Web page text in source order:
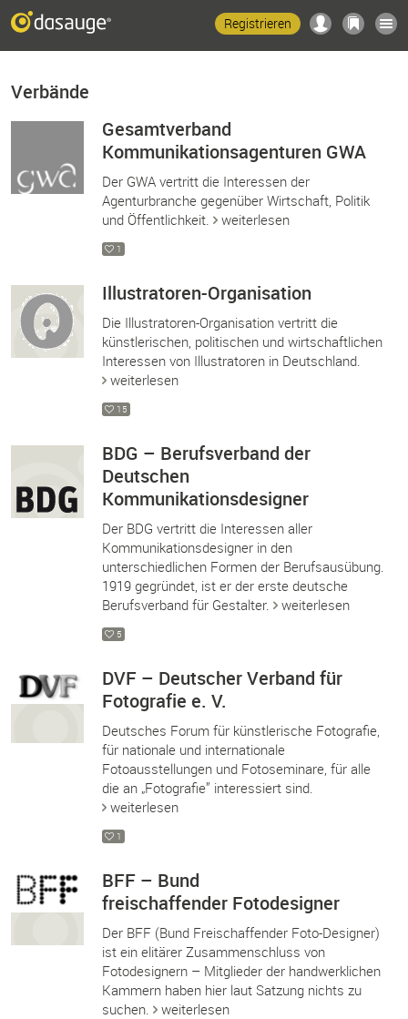
Registrieren
Verbände
Gesamtverband
Kommunikationsagenturen GWA
Der GWA vertritt die Interessen der
Agenturbranche gegenüber Wirtschaft, Politik
und Öffentlichkeit.
weiterlesen
1
Illustratoren-Organisation
Die Illustratoren-Organisation vertritt die
künstlerischen, politischen und wirtschaftlichen
Interessen von Illustratoren in Deutschland.
weiterlesen
15
BDG – Berufsverband der
Deutschen
Kommunikationsdesigner
Der BDG vertritt die Interessen aller
Kommunikationsdesigner in den
unterschiedlichen Formen der Berufsausübung.
1919 gegründet, ist er der erste deutsche
Berufsverband für Gestalter.
weiterlesen
5
DVF – Deutscher Verband für
Fotografie e. V.
Deutsches Forum für künstlerische Fotografie,
für nationale und internationale
Fotoausstellungen und Fotoseminare, für alle
die an „Fotografie” interessiert sind.
weiterlesen
1
BFF – Bund
freischaffender Fotodesigner
Der BFF (Bund Freischaffender Foto-Designer)
ist ein elitärer Zusammenschluss von
Fotodesignern – Mitglieder der handwerklichen
Kammern haben hier laut Satzung nichts zu
suchen.
weiterlesen